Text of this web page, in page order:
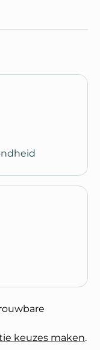
keuzes maken.